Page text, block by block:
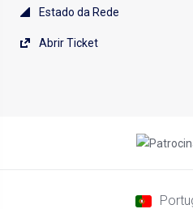
Estado da Rede
Abrir Ticket